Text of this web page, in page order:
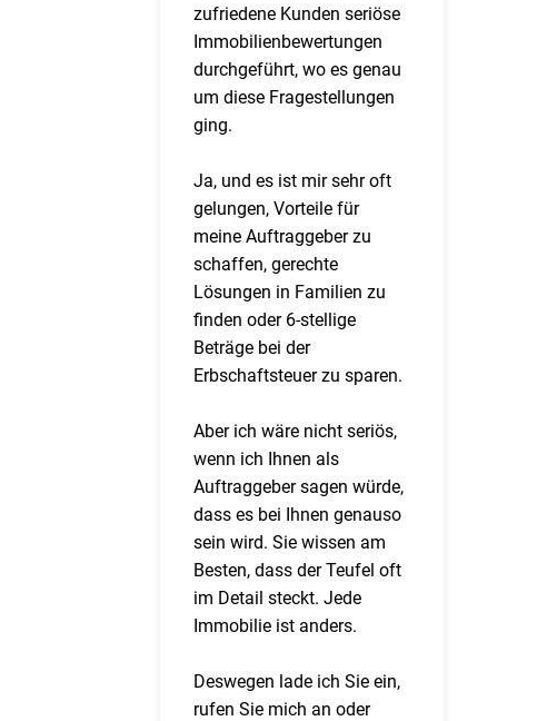
zufriedene Kunden seriöse
Immobilienbewertungen
durchgeführt, wo es genau
um diese Fragestellungen
ging.
Ja, und es ist mir sehr oft
gelungen, Vorteile für
meine Auftraggeber zu
schaffen, gerechte
Lösungen in Familien zu
finden oder 6-stellige
Beträge bei der
Erbschaftsteuer zu sparen.
Aber ich wäre nicht seriös,
wenn ich Ihnen als
Auftraggeber sagen würde,
dass es bei Ihnen genauso
sein wird. Sie wissen am
Besten, dass der Teufel oft
im Detail steckt. Jede
Immobilie ist anders.
Deswegen lade ich Sie ein,
rufen Sie mich an oder